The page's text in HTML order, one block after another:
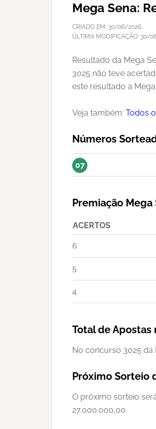
Mega Sena:
CRIADO EM: 30/06/2026,
ÚLTIMA MODIFICAÇÃO: 30/
Resultado da Mega
3025 não teve
este resultado a
Veja também: Todos
Números
07
Premiação Mega
ACERTOS
6
5
4
Total de Apostas
No concurso 3025 da
Próximo Sorteio
O próximo sorteio
27.000.000,00.